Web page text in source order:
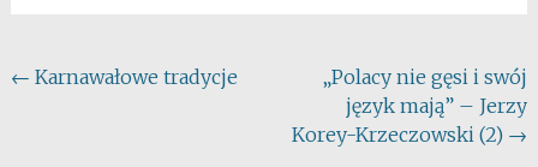
Post
← Karnawałowe tradycje
„Polacy nie gęsi i swój
język mają” – Jerzy
Korey-Krzeczowski (2) →